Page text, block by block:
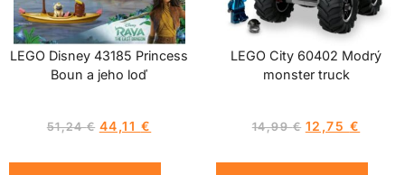
LEGO Disney 43185 Princess
Boun a jeho loď
51,24€ 44,11 €
LEGO City 60402 Modrý
monster truck
14,99€ 12,75 €